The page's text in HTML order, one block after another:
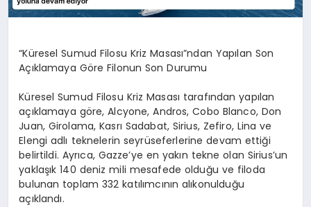
DIĞER
“Küresel Sumud Filosu Kriz Masası”ndan Yapılan Son
Açıklamaya Göre Filonun Son Durumu
Küresel Sumud Filosu Kriz Masası tarafından yapılan
açıklamaya göre, Alcyone, Andros, Cobo Blanco, Don
Juan, Girolama, Kasrı Sadabat, Sirius, Zefiro, Lina ve
Elengi adlı teknelerin seyrüseferlerine devam ettiği
belirtildi. Ayrıca, Gazze’ye en yakın tekne olan Sirius’un
yaklaşık 140 deniz mili mesafede olduğu ve filoda
bulunan toplam 332 katılımcının alıkonulduğu
açıklandı.